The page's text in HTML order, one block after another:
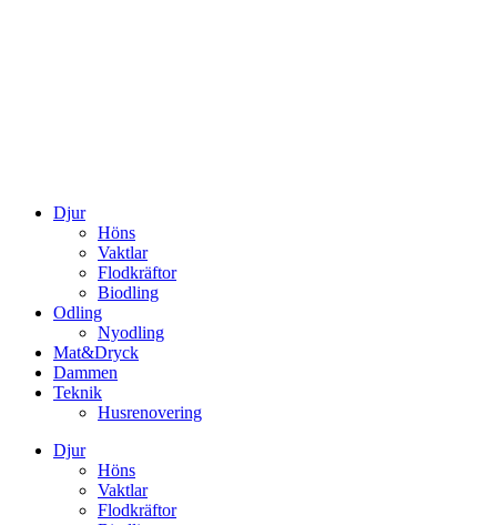
Djur
Höns
Vaktlar
Flodkräftor
Biodling
Odling
Nyodling
Mat&Dryck
Dammen
Teknik
Husrenovering
Djur
Höns
Vaktlar
Flodkräftor